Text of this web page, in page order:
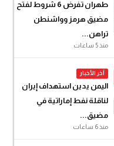
طهران تفرض 6 شروط لفتح
مضيق هرمز وواشنطن
تراهن...
منذ 5 ساعات
آخر الأخبار
اليمن يدين استهداف إيران
لناقلة نفط إماراتية في
مضيق...
منذ 6 ساعات